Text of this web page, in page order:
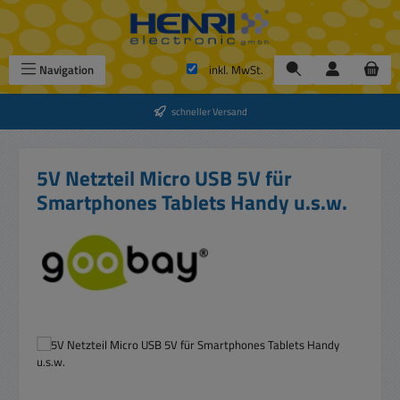
Zum Hauptinhalt springen
Navigation inkl. MwSt.
schneller Versand
5V Netzteil Micro USB 5V für
Smartphones Tablets Handy u.s.w.
Bildergalerie überspringen